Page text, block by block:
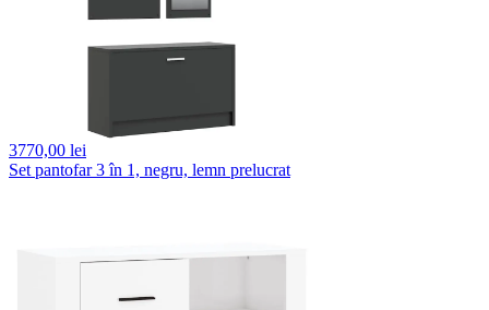
3770,00 lei
Set pantofar 3 în 1, negru, lemn prelucrat